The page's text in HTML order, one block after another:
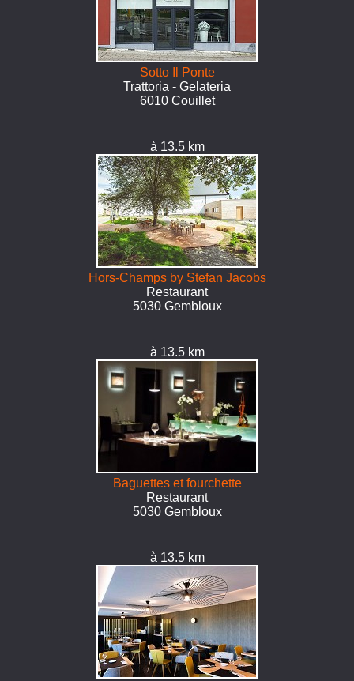
Sotto Il Ponte
Trattoria - Gelateria
6010 Couillet
à 13.5 km
Hors-Champs by Stefan Jacobs
Restaurant
5030 Gembloux
à 13.5 km
Baguettes et fourchette
Restaurant
5030 Gembloux
à 13.5 km